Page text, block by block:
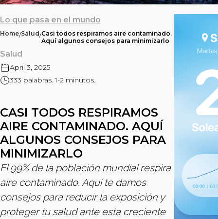
Lo que pasa en el mundo
Home/Salud/Casi todos respiramos aire contaminado.
Aquí algunos consejos para minimizarlo
Salud
April 3, 2025
333 palabras. 1-2 minutos.
CASI TODOS RESPIRAMOS
AIRE CONTAMINADO. AQUÍ
ALGUNOS CONSEJOS PARA
MINIMIZARLO
El 99% de la población mundial respira
aire contaminado. Aquí te damos
consejos para reducir la exposición y
proteger tu salud ante esta creciente